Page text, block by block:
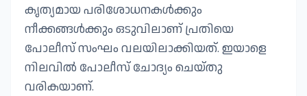
കൃത്യമായ പരിശോധനകൾക്കും
നീക്കങ്ങൾക്കും ഒടുവിലാണ് പ്രതിയെ
പോലീസ് സംഘം വലയിലാക്കിയത്. ഇയാളെ
നിലവിൽ പോലീസ് ചോദ്യം ചെയ്തു
വരികയാണ്.